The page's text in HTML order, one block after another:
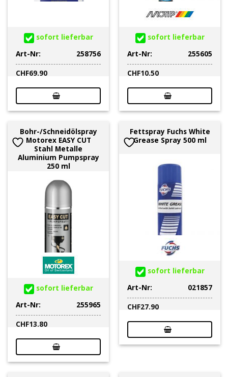
sofort lieferbar
Art-Nr:
258756
CHF69.90
sofort lieferbar
Art-Nr:
255605
CHF10.50
Bohr-/Schneidölspray
Motorex EASY CUT
Stahl Metalle
Aluminium Pumpspray
250 ml
sofort lieferbar
Art-Nr:
255965
CHF13.80
Fettspray Fuchs White
Grease Spray 500 ml
sofort lieferbar
Art-Nr:
021857
CHF27.90